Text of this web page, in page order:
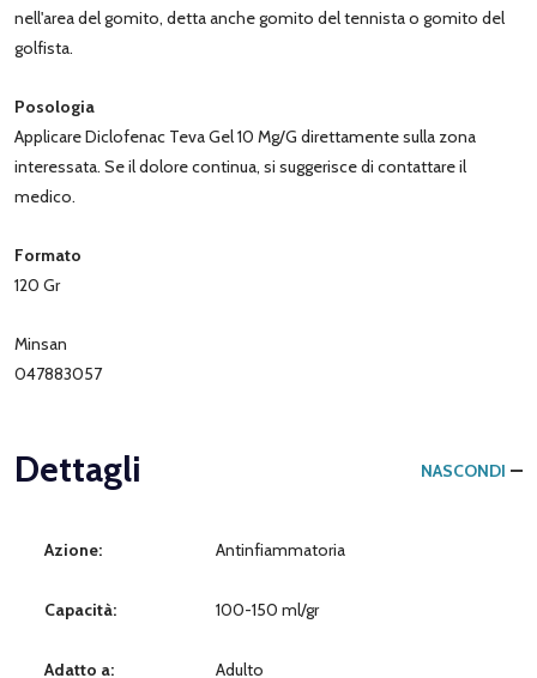
nell'area del gomito, detta anche gomito del tennista o gomito del
golfista.
Posologia
ApplicareDiclofenac Teva Gel 10 Mg/G direttamente sulla zona
interessata. Se il dolore continua, si suggerisce di contattare il
medico.
Formato
120 Gr
Minsan
047883057
Dettagli NASCONDI
Azione: Antinfiammatoria
Capacità: 100-150 ml/gr
Adatto a: Adulto